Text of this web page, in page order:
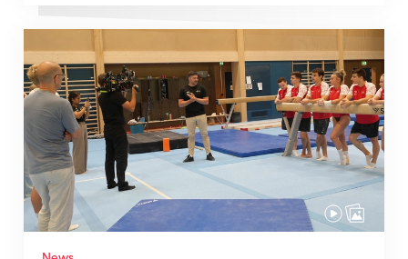
Mit klaren Zielen nach Zagreb